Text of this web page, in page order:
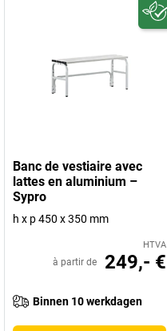
Banc de vestiaire avec
lattes en aluminium –
Sypro
h x p 450 x 350 mm
HTVA
à partir de 249,- €
Binnen 10 werkdagen